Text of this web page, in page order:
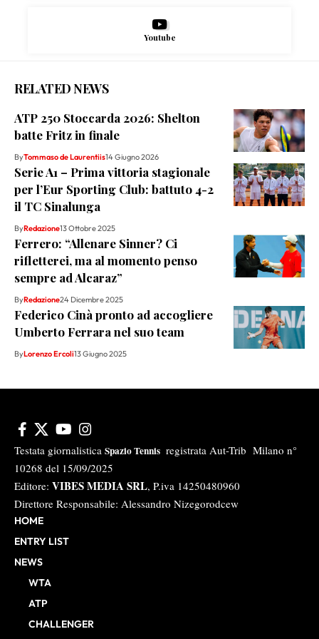
Youtube
RELATED NEWS
ATP 250 Stoccarda 2026: Shelton
batte Fritz in finale
ByTommaso de Laurentiis14 Giugno 2026
Serie A1 – Prima vittoria stagionale
per l’Eur Sporting Club: battuto 4-2
il TC Sinalunga
ByRedazione13 Ottobre 2025
Ferrero: “Allenare Sinner? Ci
rifletterei, ma al momento penso
sempre ad Alcaraz”
ByRedazione24 Dicembre 2025
Federico Cinà pronto ad accogliere
Umberto Ferrara nel suo team
ByLorenzo Ercoli13 Giugno 2025
Testata giornalistica Spazio Tennis registrata Aut-Trib Milano n°
10268 del 15/09/2025
Editore: VIBES MEDIA SRL, P.iva 14250480960
Direttore Responsabile: Alessandro Nizegorodcew
HOME
ENTRY LIST
NEWS
WTA
ATP
CHALLENGER